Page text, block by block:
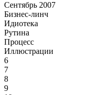
Сентябрь 2007
Бизнес-линч
Идиотека
Рутина
Процесс
Иллюстрации
6
7
8
9